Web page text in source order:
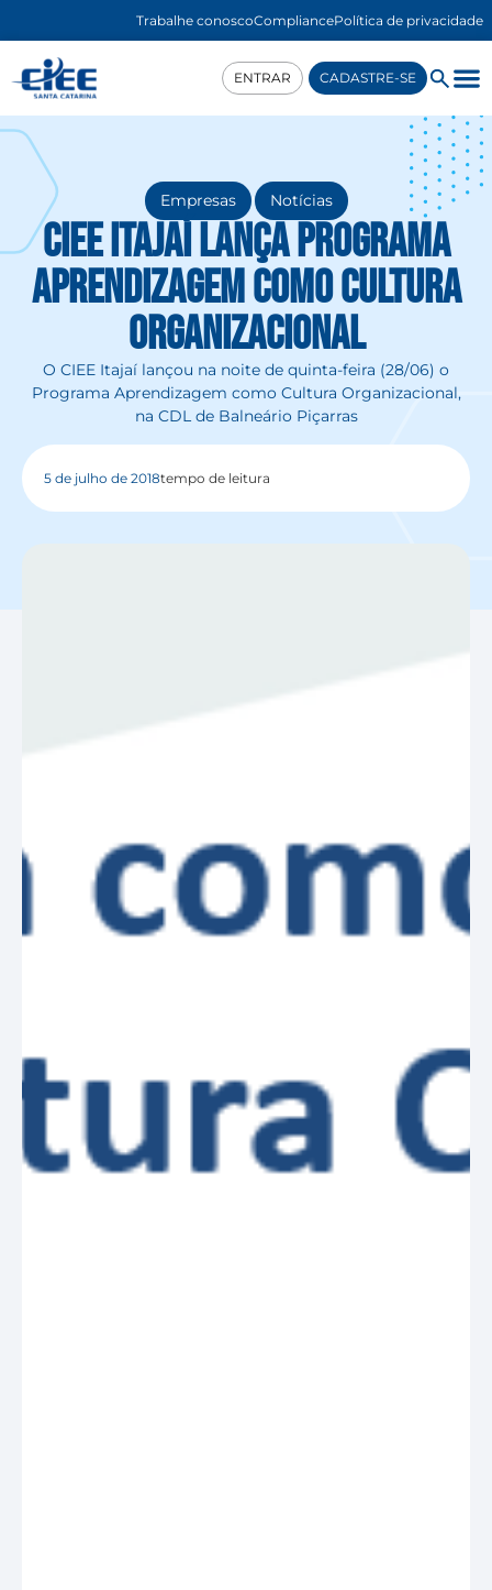
Trabalhe conoscoCompliancePolítica de privacidade
ENTRAR CADASTRE-SE
Empresas , Notícias
CIEE Itajaí lança Programa
Aprendizagem como Cultura
Organizacional
O CIEE Itajaí lançou na noite de quinta-feira (28/06) o
Programa Aprendizagem como Cultura Organizacional,
na CDL de Balneário Piçarras
5 de julho de 2018tempo de leitura